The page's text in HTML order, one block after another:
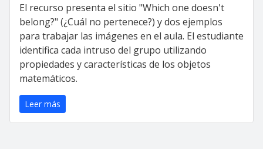
El recurso presenta el sitio "Which one doesn't
belong?" (¿Cuál no pertenece?) y dos ejemplos
para trabajar las imágenes en el aula. El estudiante
identifica cada intruso del grupo utilizando
propiedades y características de los objetos
matemáticos.
Leer más